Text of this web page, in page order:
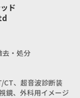
ド
去・処分
、 超音波診断装
鏡、外科用イメージ